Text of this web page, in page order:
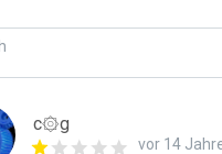
c۞g
vor 14